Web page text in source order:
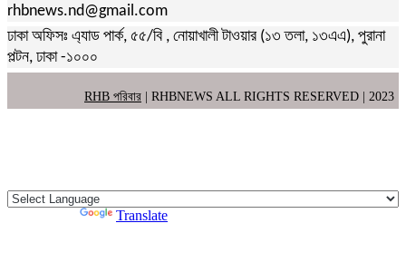
rhbnews.nd@gmail.com
ঢাকা অফিসঃ এ্যাড পার্ক, ৫৫/বি , নোয়াখালী টাওয়ার (১৩ তলা, ১৩এএ), পুরানা
পল্টন, ঢাকা -১০০০
RHB পরিবার | RHBNEWS ALL RIGHTS RESERVED | 2023
Translate